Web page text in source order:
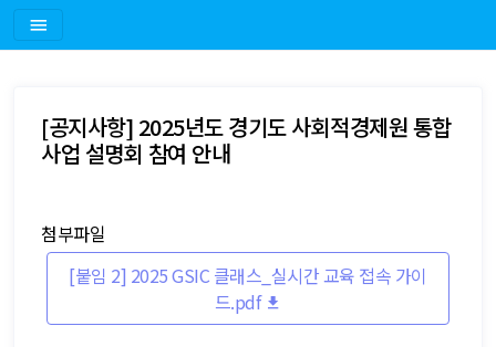
[공지사항] 2025년도 경기도 사회적경제원 통합
사업 설명회 참여 안내
첨부파일
[붙임 2] 2025 GSIC 클래스_실시간 교육 접속 가이
드.pdf